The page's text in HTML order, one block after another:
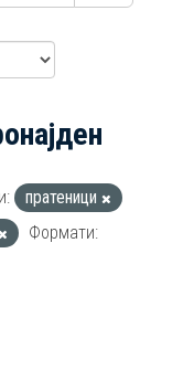
пратеници
Формати: